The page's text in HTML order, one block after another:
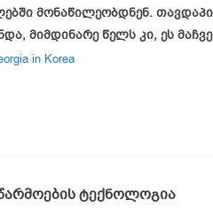
მონაწილეობდნენ.
მიმდინარე წელს კი, ეს
in Korea
ტექნოლოგია